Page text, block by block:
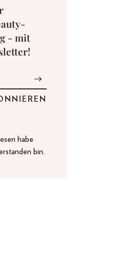
- mit
habe
bin.